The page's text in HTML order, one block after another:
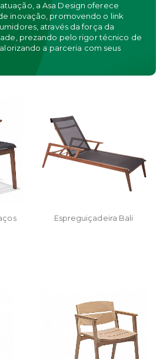
a Asa Design oferece
inovação, promovendo o link
através da força da
prezando pelo rigor técnico de
a parceria com seus
Espreguiçadeira Bali